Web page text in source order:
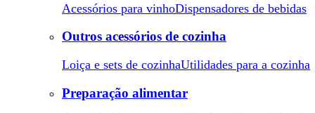
Acessórios para vinhoDispensadores de bebidas
Outros acessórios de cozinha
Loiça e sets de cozinhaUtilidades para a cozinha
Preparação alimentar